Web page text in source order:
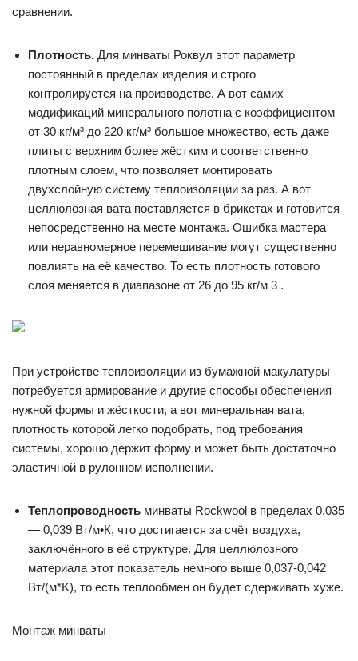
сравнении.
Плотность. Для минваты Роквул этот параметр
постоянный в пределах изделия и строго
контролируется на производстве. А вот самих
модификаций минерального полотна с коэффициентом
от 30 кг/м³ до 220 кг/м³ большое множество, есть даже
плиты с верхним более жёстким и соответственно
плотным слоем, что позволяет монтировать
двухслойную систему теплоизоляции за раз. А вот
целлюлозная вата поставляется в брикетах и готовится
непосредственно на месте монтажа. Ошибка мастера
или неравномерное перемешивание могут существенно
повлиять на её качество. То есть плотность готового
слоя меняется в диапазоне от 26 до 95 кг/м 3 .
При устройстве теплоизоляции из бумажной макулатуры
потребуется армирование и другие способы обеспечения
нужной формы и жёсткости, а вот минеральная вата,
плотность которой легко подобрать, под требования
системы, хорошо держит форму и может быть достаточно
эластичной в рулонном исполнении.
Теплопроводность минваты Rockwool в пределах 0,035
— 0,039 Вт/м•К, что достигается за счёт воздуха,
заключённого в её структуре. Для целлюлозного
материала этот показатель немного выше 0,037-0,042
Вт/(м*K), то есть теплообмен он будет сдерживать хуже.
Монтаж минваты